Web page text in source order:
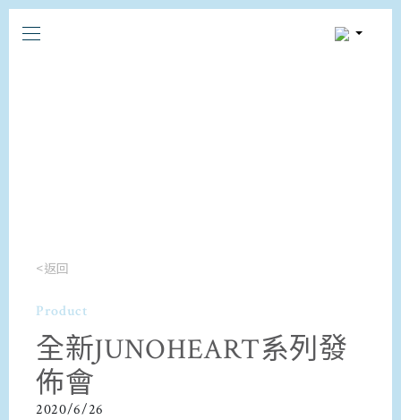
<返回
Product
全新JUNOHEART系列發
佈會
2020/6/26